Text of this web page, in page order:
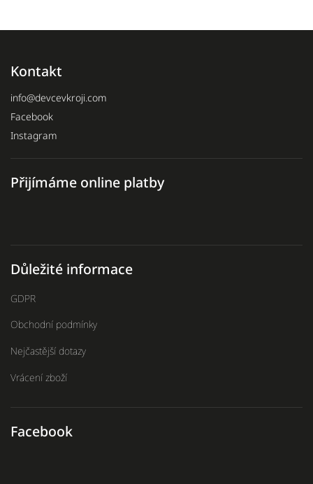
Kontakt
info@devcevkroji.com
Facebook
Instagram
Přijímáme online platby
Důležité informace
GDPR
Obchodní podmínky
Nejčastější dotazy
Vrácení zboží
Facebook